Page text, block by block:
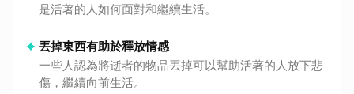
是活著的人如何面對和繼續生活。
丟掉東西有助於釋放情感
一些人認為將逝者的物品丟掉可以幫助活著的人放下悲
傷，繼續向前生活。